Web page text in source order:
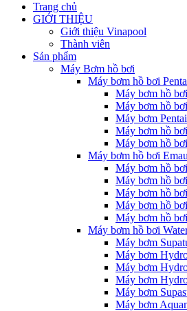
Trang chủ
GIỚI THIỆU
Giới thiệu Vinapool
Thành viên
Sản phẩm
Máy Bơm hồ bơi
Máy bơm hồ bơi
Máy bơm hồ
Máy bơm hồ
Máy bơm
Máy bơm hồ
Máy bơm hồ
Máy bơm hồ bơi
Máy bơm hồ
Máy bơm hồ
Máy bơm hồ
Máy bơm hồ
Máy bơm hồ
Máy bơm hồ bơi
Máy bơm
Máy bơm
Máy bơm
Máy bơm
Máy bơm
Máy bơm